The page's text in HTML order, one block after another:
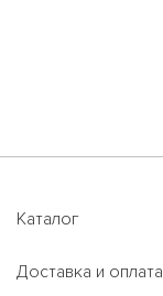
Каталог
Доставка и оплата